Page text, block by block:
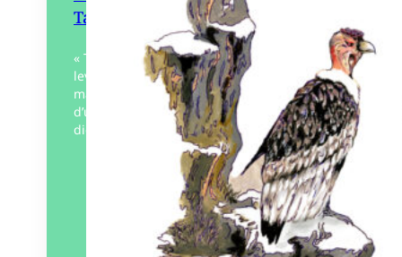
Tableaux du Pérou
« Tout s’anime, s’accélère. Le rideau s’est
levé, la lumière dévoile et sculpte un pic
majestueux pareil au gardien hiératique
d’un lieu sacré. Pour toi, Machu pichu, les
dieux…
Artisans-Voyageurs
21/09/2023